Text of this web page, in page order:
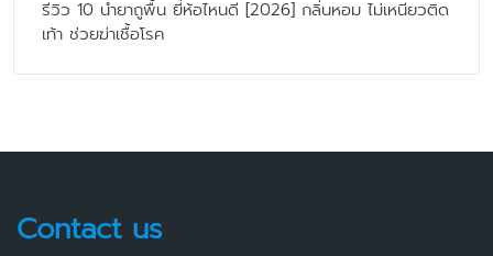
รีวิว 10 น้ำยาถูพื้น ยี่ห้อไหนดี [2026] กลิ่นหอม ไม่เหนียวติด
เท้า ช่วยฆ่าเชื้อโรค
Contact us